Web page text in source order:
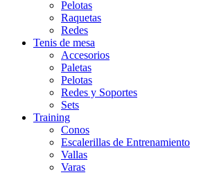
Pelotas
Raquetas
Redes
Tenis de mesa
Accesorios
Paletas
Pelotas
Redes y Soportes
Sets
Training
Conos
Escalerillas de Entrenamiento
Vallas
Varas